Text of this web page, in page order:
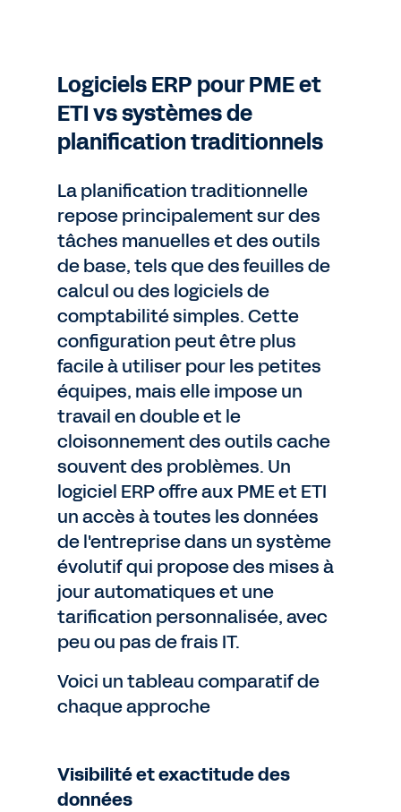
Logiciels ERP pour PME et
ETI vs systèmes de
planification traditionnels
La planification traditionnelle
repose principalement sur des
tâches manuelles et des outils
de base, tels que des feuilles de
calcul ou des logiciels de
comptabilité simples. Cette
configuration peut être plus
facile à utiliser pour les petites
équipes, mais elle impose un
travail en double et le
cloisonnement des outils cache
souvent des problèmes. Un
logiciel ERP offre aux PME et ETI
un accès à toutes les données
de l'entreprise dans un système
évolutif qui propose des mises à
jour automatiques et une
tarification personnalisée, avec
peu ou pas de frais IT.
Voici un tableau comparatif de
chaque approche
Visibilité et exactitude des
données